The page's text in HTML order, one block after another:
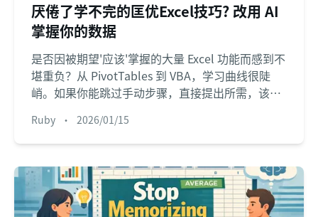
厌倦了学不完的匡优Excel技巧? 改用 AI
掌握你的数据
是否因被期望'应该'掌握的大量 Excel 功能而感到不
堪重负？从 PivotTables 到 VBA，学习曲线很陡
峭。如果你能跳过手动步骤，直接提出所需，该多
Ruby • 2026/01/15